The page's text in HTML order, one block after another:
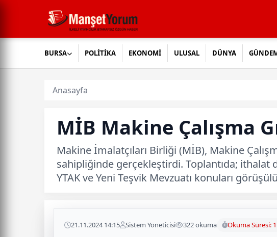
BURSA POLİTİKA EKONOMİ ULUSAL DÜNYA
Anasayfa
MİB Makine Çalışma
Makine İmalatçıları Birliği (MİB), Makine
sahipliğinde gerçekleştirdi. Toplantıda;
YTAK ve Yeni Teşvik Mevzuatı konuları
21.11.2024 14:15 Sistem Yöneticisi 322 okuma Okuma Süresi: